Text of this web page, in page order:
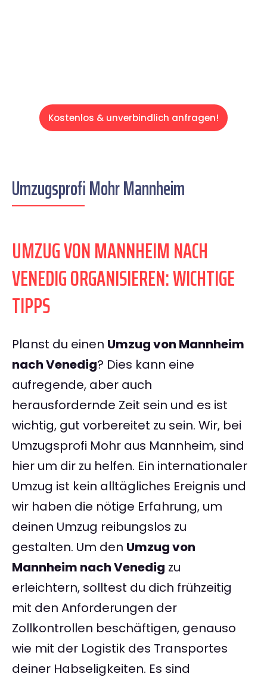
Kostenlos & unverbindlich anfragen!
Umzugsprofi Mohr Mannheim
UMZUG VON MANNHEIM NACH
VENEDIG ORGANISIEREN: WICHTIGE
TIPPS
Planst du einen Umzug von Mannheim
nach Venedig? Dies kann eine
aufregende, aber auch
herausfordernde Zeit sein und es ist
wichtig, gut vorbereitet zu sein. Wir, bei
Umzugsprofi Mohr aus Mannheim, sind
hier um dir zu helfen. Ein internationaler
Umzug ist kein alltägliches Ereignis und
wir haben die nötige Erfahrung, um
deinen Umzug reibungslos zu
gestalten. Um den Umzug von
Mannheim nach Venedig zu
erleichtern, solltest du dich frühzeitig
mit den Anforderungen der
Zollkontrollen beschäftigen, genauso
wie mit der Logistik des Transportes
deiner Habseligkeiten. Es sind